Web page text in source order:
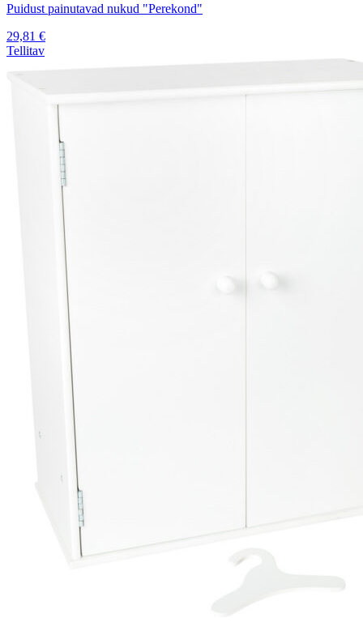
Puidust painutavad nukud "Perekond"
29,81 €
Tellitav